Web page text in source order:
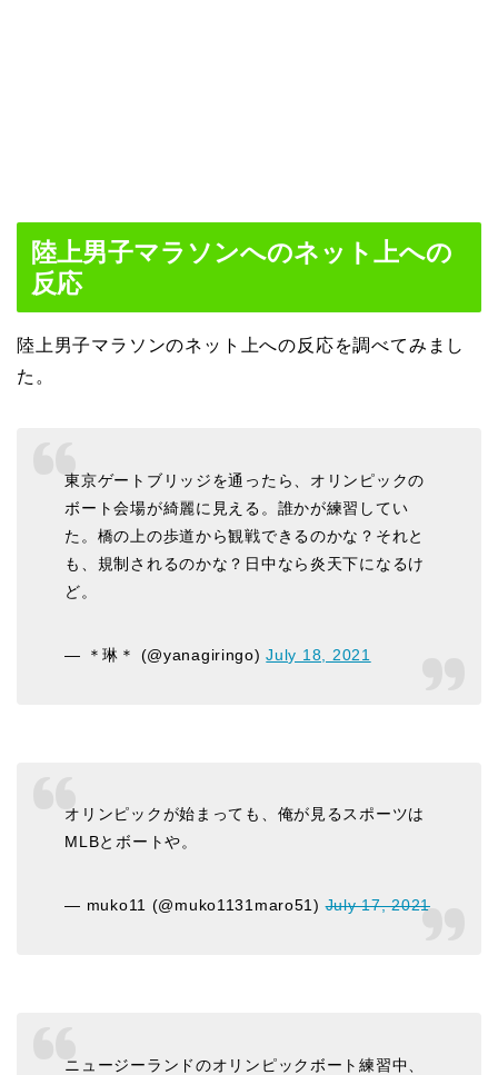
陸上男子マラソンへのネット上への
反応
陸上男子マラソンのネット上への反応を調べてみまし
た。
東京ゲートブリッジを通ったら、オリンピックの
ボート会場が綺麗に見える。誰かが練習してい
た。橋の上の歩道から観戦できるのかな？それと
も、規制されるのかな？日中なら炎天下になるけ
ど。
— ＊琳＊ (@yanagiringo)July 18, 2021
オリンピックが始まっても、俺が見るスポーツは
MLBとボートや。
— muko11 (@muko1131maro51)July 17, 2021
ニュージーランドのオリンピックボート練習中、